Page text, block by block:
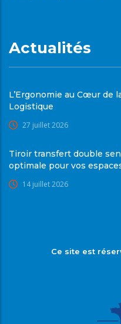
Actualités
L’Ergonomie au Cœur de
Logistique
27 juillet 2026
Tiroir transfert double
optimale pour vos
14 juillet 2026
Ce site est